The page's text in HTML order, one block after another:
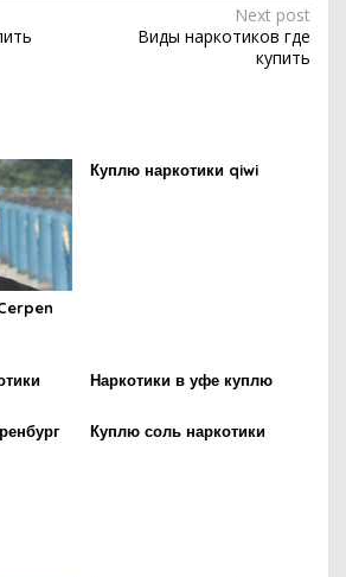
Next post
Виды наркотиков где
купить
Куплю наркотики qiwi
Наркотики в уфе куплю
Куплю соль наркотики